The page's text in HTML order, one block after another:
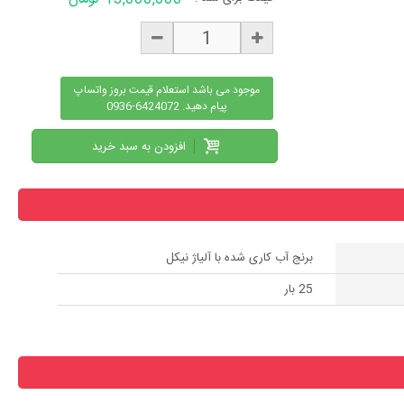
موجود می باشد استعلام قیمت بروز واتساپ
پیام دهید. 6424072-0936
افزودن به سبد خرید
برنج آب کاری شده با آلیاژ نیکل
25 بار